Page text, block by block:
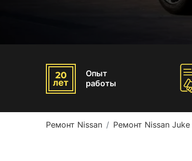
Опыт
работы
Ремонт Nissan Ремонт Nissan Juke